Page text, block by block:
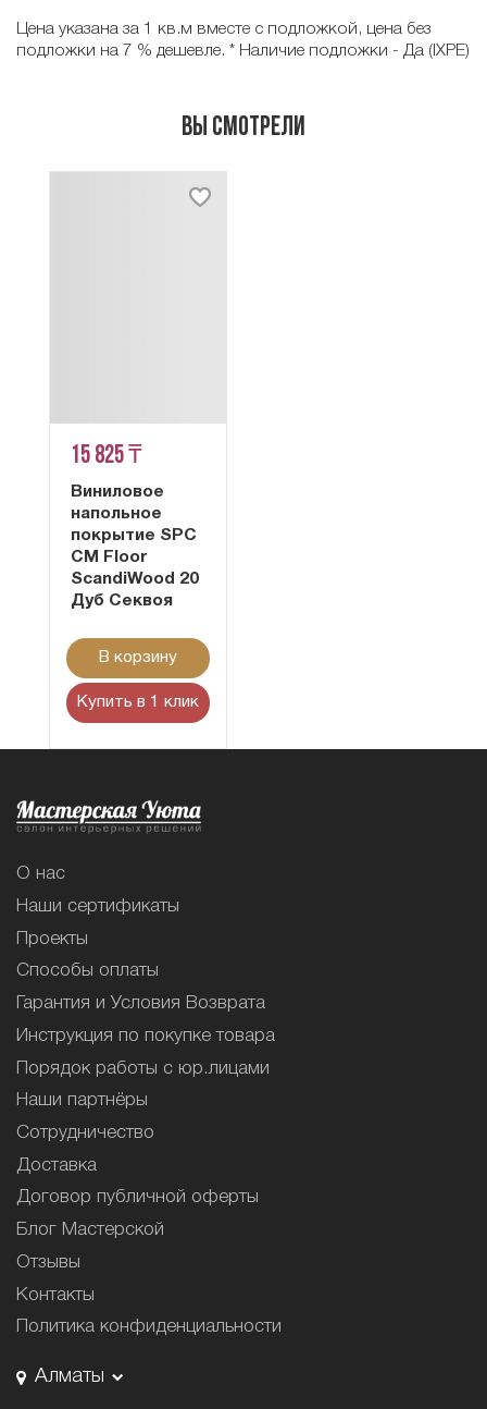
Цена указана за 1 кв.м вместе с подложкой, цена без
подложки на 7 % дешевле. * Наличие подложки - Да (IXPE)
Вы смотрели
15 825 ₸
Виниловое
напольное
покрытие SPC
CM Floor
ScandiWood 20
Дуб Секвоя
В корзину
Купить в 1 клик
О нас
Наши сертификаты
Проекты
Способы оплаты
Гарантия и Условия Возврата
Инструкция по покупке товара
Порядок работы с юр.лицами
Наши партнёры
Сотрудничество
Доставка
Договор публичной оферты
Блог Мастерской
Отзывы
Контакты
Политика конфиденциальности
Алматы